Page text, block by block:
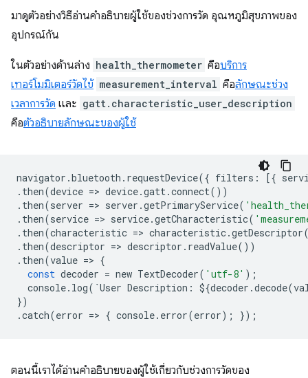
มาดูตัวอย่างวิธีอ่านคำอธิบายผู้ใช้ของช่วงการวัด อุณหภูมิสุขภาพของ
อุปกรณ์กัน
ในตัวอย่างด้านล่าง health_thermometer คือบริการ
เทอร์โมมิเตอร์วัดไข้ measurement_interval คือลักษณะช่วง
เวลาการวัด และ gatt.characteristic_user_description
คือตัวอธิบายลักษณะของผู้ใช้
navigator .bluetooth . requestDevice({ filters : [{
. then(device => device.gatt.connect())
. then(server => server .getPrimaryService(
. then(service => service.getCharacteristic(
. then(characteristic => characteristic.getDescriptor
. then(descriptor => descriptor . readValue())
. then(value => {
const decoder = new TextDecoder( 'utf-8' );
console. log( `User Description : ${decoder .decode(
})
.catch(error => { console. error(error); });
ตอนนี้เราได้อ่านคำอธิบายของผู้ใช้เกี่ยวกับช่วงการวัดของ